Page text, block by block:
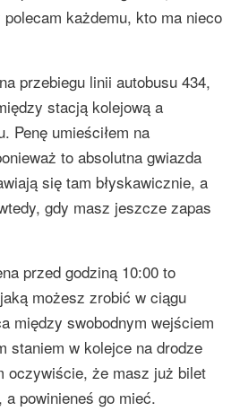
każdemu, kto ma nieco
przebiegu linii autobusu 434,
stacją kolejową a
Penę umieściłem na
to absolutna gwiazda
się tam błyskawicznie, a
gdy masz jeszcze zapas
przed godziną 10:00 to
możesz zrobić w ciągu
między swobodnym wejściem
staniem w kolejce na drodze
oczywiście, że masz już bilet
powinieneś go mieć.